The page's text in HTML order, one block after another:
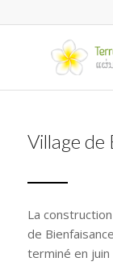
Village de
La
de
terminé en juin